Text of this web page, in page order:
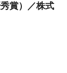
賞）／株式